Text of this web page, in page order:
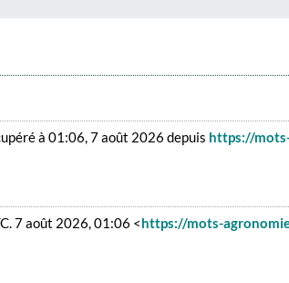
à 01:06, 7 août 2026 depuis https://
7 août 2026, 01:06 <https://mots-